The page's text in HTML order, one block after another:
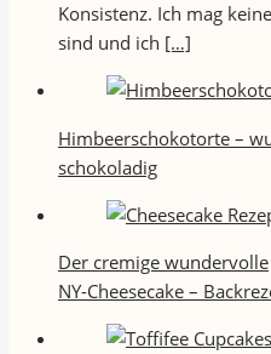
Konsistenz. Ich mag
sind und ich […]
Himbeerschokotorte –
schokoladig
Der cremige wundervolle
NY-Cheesecake –